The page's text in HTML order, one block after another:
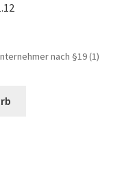
nach §19 (1)